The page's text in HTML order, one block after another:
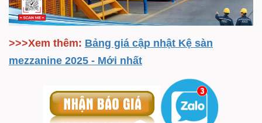
>>>Xem thêm: Bảng giá cập nhật Kệ sàn
mezzanine 2025 - Mới nhất